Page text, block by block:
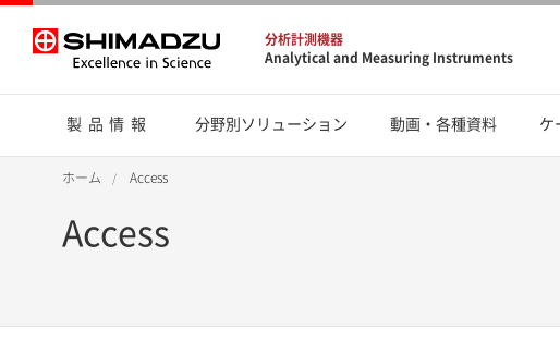
分析計測機器
Analytical and Measuring Instruments
製品情報 分野別ソリューション 動画・各種資料 ケ
ホーム Access
Access